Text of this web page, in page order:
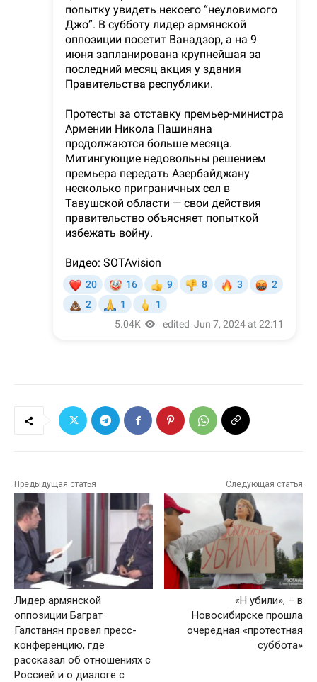
Предыдущая статья
Лидер армянской
оппозиции Баграт
Галстанян провел пресс-
конференцию, где
рассказал об отношениях с
Россией и о диалоге с
Следующая статья
«Н убили», – в
Новосибирске прошла
очередная «протестная
суббота»